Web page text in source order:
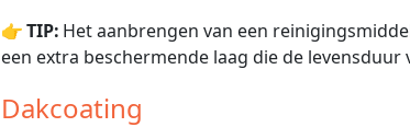
👉TIP: Het aanbrengen van een
een extra beschermende laag die de
Dakcoating